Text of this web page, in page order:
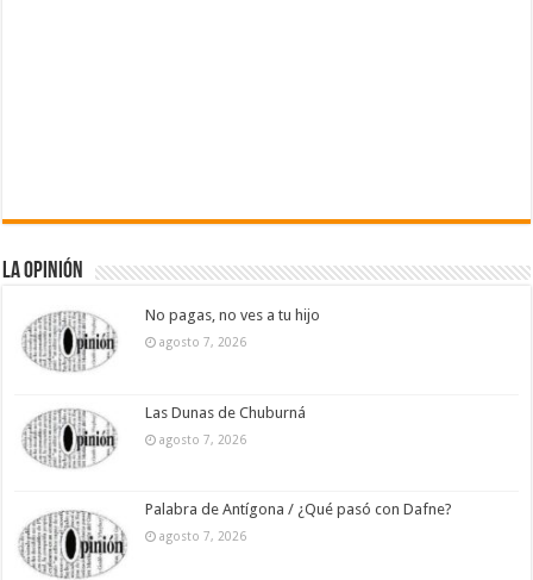
La Opinión
No pagas, no ves a tu hijo
agosto 7, 2026
Las Dunas de Chuburná
agosto 7, 2026
Palabra de Antígona / ¿Qué pasó con Dafne?
agosto 7, 2026